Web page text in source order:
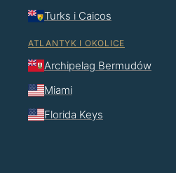
Turks i Caicos
ATLANTYK I OKOLICE
Archipelag Bermudów
Miami
Florida Keys